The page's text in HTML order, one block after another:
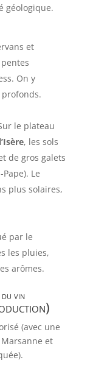
géologique.
et
On y
le plateau
, les sols
de gros galets
Le
plus solaires,
par le
les pluies,
arômes.
vin
(avec une
et